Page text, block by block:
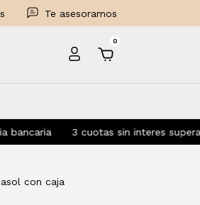
Te asesoramos
0
3 cuotas sin interes superando
con caja